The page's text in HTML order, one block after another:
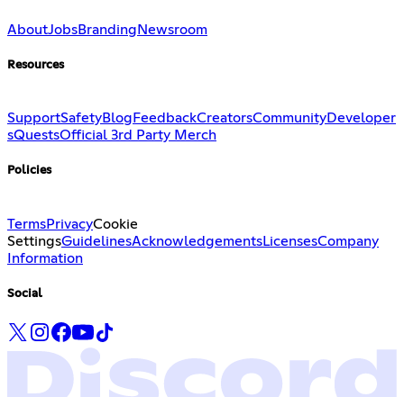
AboutJobsBranding Newsroom
Resources
SupportSafetyBlog FeedbackCreatorsCommunityDeveloper
sQuestsOfficial 3rd Party Merch
Policies
TermsPrivacyCookie
SettingsGuidelinesAcknowledgementsLicensesCompany
Information
Social